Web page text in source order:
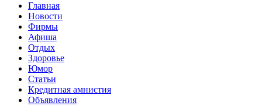
Главная
Новости
Фирмы
Афиша
Отдых
Здоровье
Юмор
Статьи
Кредитная амнистия
Объявления